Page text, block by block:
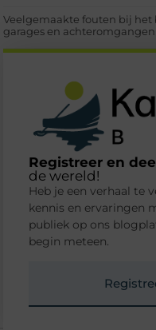
Veelgemaakte fouten bij het
garages en achteromgangen
Registreer en
de wereld!
Heb je een verhaal te
kennis en ervaringen
publiek op ons
begin meteen.